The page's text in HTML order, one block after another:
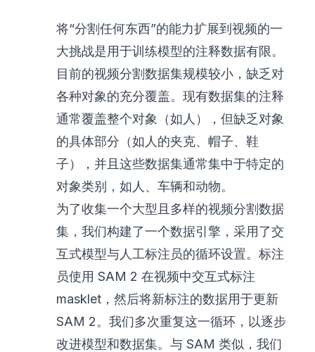
将“分割任何东西”的能力扩展到视频的一
大挑战是用于训练模型的注释数据有限。
目前的视频分割数据集规模较小，缺乏对
各种对象的充分覆盖。现有数据集的注释
通常覆盖整个对象（如人），但缺乏对象
的具体部分（如人的夹克、帽子、鞋
子），并且这些数据集通常集中于特定的
对象类别，如人、车辆和动物。
为了收集一个大型且多样的视频分割数据
集，我们构建了一个数据引擎，采用了交
互式模型与人工标注员的循环设置。标注
员使用 SAM 2 在视频中交互式标注
masklet，然后将新标注的数据用于更新
SAM 2。我们多次重复这一循环，以逐步
改进模型和数据集。与 SAM 类似，我们